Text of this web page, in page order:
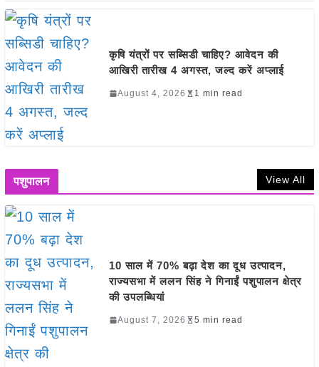
कृषि यंत्रों पर सब्सिडी चाहिए? आवेदन की
आखिरी तारीख 4 अगस्त, जल्द करें अप्लाई
August 4, 2026 1 min read
पशुपालन View All
10 साल में 70% बढ़ा देश का दूध उत्पादन,
राज्यसभा में ललन सिंह ने गिनाईं पशुपालन क्षेत्र
की उपलब्धियां
August 7, 2026 5 min read